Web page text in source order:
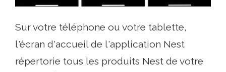
Sur votre téléphone ou votre tablette,
l'écran d'accueil de l'application Nest
répertorie tous les produits Nest de votre